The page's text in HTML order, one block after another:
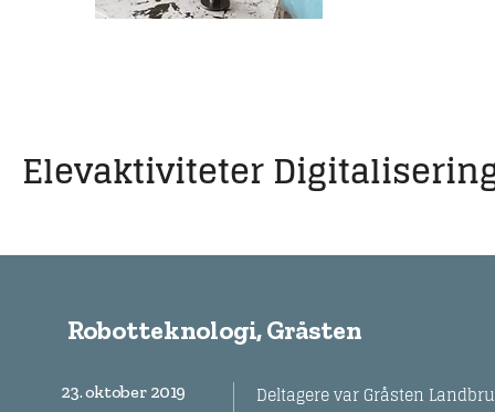
Elevaktiviteter
Robotteknologi, Gråsten
23. oktober 2019
Deltagere var Gråsten